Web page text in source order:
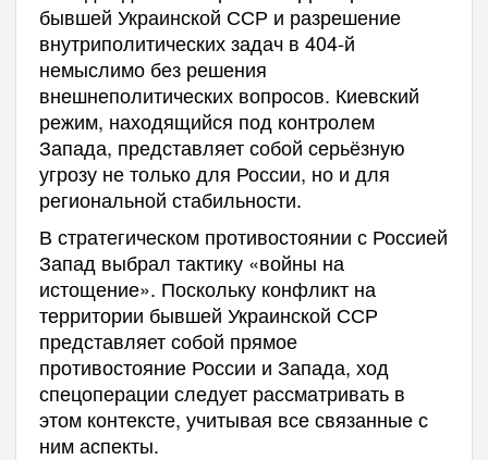
бывшей Украинской ССР и разрешение
внутриполитических задач в 404-й
немыслимо без решения
внешнеполитических вопросов. Киевский
режим, находящийся под контролем
Запада, представляет собой серьёзную
угрозу не только для России, но и для
региональной стабильности.
В стратегическом противостоянии с Россией
Запад выбрал тактику «войны на
истощение». Поскольку конфликт на
территории бывшей Украинской ССР
представляет собой прямое
противостояние России и Запада, ход
спецоперации следует рассматривать в
этом контексте, учитывая все связанные с
ним аспекты.